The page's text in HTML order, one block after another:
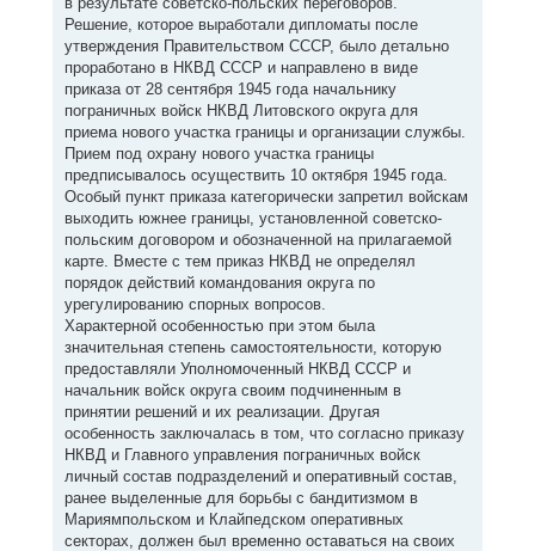
Решение, которое выработали дипломаты после
утверждения Правительством СССР, было детально
проработано в НКВД СССР и направлено в виде
приказа от 28 сентября 1945 года начальнику
пограничных войск НКВД Литовского округа для
приема нового участка границы и организации службы.
Прием под охрану нового участка границы
предписывалось осуществить 10 октября 1945 года.
Особый пункт приказа категорически запретил войскам
выходить южнее границы, установленной советско-
польским договором и обозначенной на прилагаемой
карте. Вместе с тем приказ НКВД не определял
порядок действий командования округа по
урегулированию спорных вопросов.
Характерной особенностью при этом была
значительная степень самостоятельности, которую
предоставляли Уполномоченный НКВД СССР и
начальник войск округа своим подчиненным в
принятии решений и их реализации. Другая
особенность заключалась в том, что согласно приказу
НКВД и Главного управления пограничных войск
личный состав подразделений и оперативный состав,
ранее выделенные для борьбы с бандитизмом в
Мариямпольском и Клайпедском оперативных
секторах, должен был временно оставаться на своих